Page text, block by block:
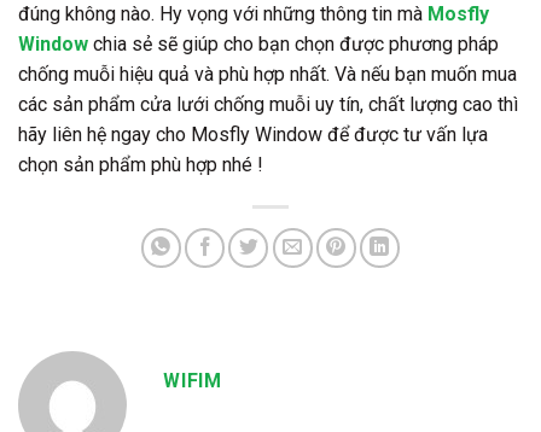
đúng không nào. Hy vọng với những thông tin mà Mosfly
Window chia sẻ sẽ giúp cho bạn chọn được phương pháp
chống muỗi hiệu quả và phù hợp nhất. Và nếu bạn muốn mua
các sản phẩm cửa lưới chống muỗi uy tín, chất lượng cao thì
hãy liên hệ ngay cho Mosfly Window để được tư vấn lựa
chọn sản phẩm phù hợp nhé !
WIFIM